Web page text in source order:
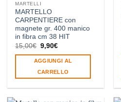
MARTELLI
MARTELLO
CARPENTIERE con
magnete gr. 400 manico
in fibra cm 38 HIT
15,00€ Il
originale
era:
15,00€.
9,90€Il
attuale
è:
9,90€.
AGGIUNGI AL
CARRELLO